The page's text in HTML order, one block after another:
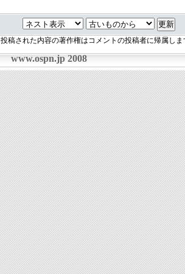
投稿された内容の著作権はコメントの投稿者に帰属しま
www.ospn.jp 2008